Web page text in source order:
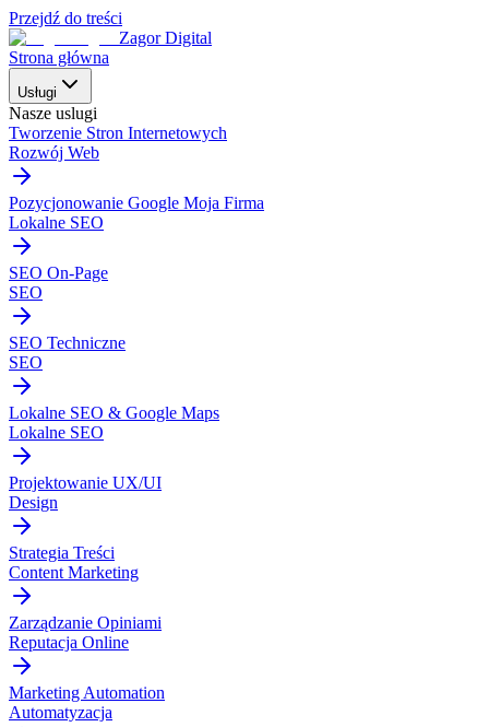
Przejdź do treści
Zagor Digital
Strona główna
Usługi
Nasze uslugi
Tworzenie Stron Internetowych
Rozwój Web
Pozycjonowanie Google Moja Firma
Lokalne SEO
SEO On-Page
SEO
SEO Techniczne
SEO
Lokalne SEO & Google Maps
Lokalne SEO
Projektowanie UX/UI
Design
Strategia Treści
Content Marketing
Zarządzanie Opiniami
Reputacja Online
Marketing Automation
Automatyzacja